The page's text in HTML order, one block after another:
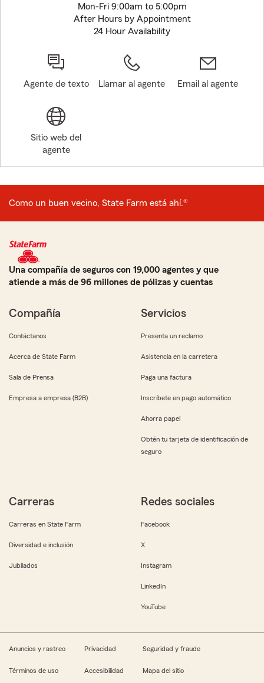
Mon-Fri 9:00am to 5:00pm
After Hours by Appointment
24 Hour Availability
Agente de texto Llamar al agente Email al agente
Sitio web del
agente
Como un buen vecino, State Farm está ahí.®
Una compañía de seguros con 19,000 agentes y que
atiende a más de 96 millones de pólizas y cuentas
Compañía
Contáctanos
Acerca de State Farm
Sala de Prensa
Empresa a empresa (B2B)
Servicios
Presenta un reclamo
Asistencia en la carretera
Paga una factura
Inscríbete en pago automático
Ahorra papel
Obtén tu tarjeta de identificación de
seguro
Carreras
Carreras en State Farm
Diversidad e inclusión
Jubilados
Redes sociales
Facebook
X
Instagram
LinkedIn
YouTube
Anuncios y rastreo Privacidad Seguridad y fraude
Términos de uso Accesibilidad Mapa del sitio